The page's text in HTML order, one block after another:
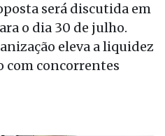
será discutida em
o dia 30 de julho.
eleva a liquidez
com concorrentes